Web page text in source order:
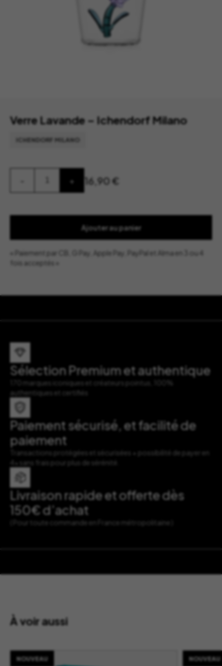
Verre Lavande – Ichendorf Milano
ICHENDORF MILANO
quantité
Ichendorf
+ 16,90 €
Ajouter au panier
« Paiement par CB, G Pay, Apple Pay, PayPal et Alma en 3 ou 4
fois acceptés »
Sélection Premium et authentique
170 marques iconiques et créateurs pointus, 100%
authentiques et certifiés
Paiement sécurisé, et facilité de
paiement
Transactions protégées et sécurisées + possibilité de payer en
4x sans frais pour plus de sérénité.
Livraison rapide et offerte dès
150€ d’achat
( Pour toute commande en France métropolitaine )
À voir aussi
NOUVEAU NOUVEAU